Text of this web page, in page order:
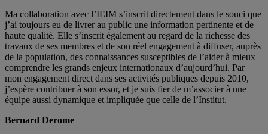
Ma collaboration avec l’IEIM s’inscrit directement dans le souci que
j’ai toujours eu de livrer au public une information pertinente et de
haute qualité. Elle s’inscrit également au regard de la richesse des
travaux de ses membres et de son réel engagement à diffuser, auprès
de la population, des connaissances susceptibles de l’aider à mieux
comprendre les grands enjeux internationaux d’aujourd’hui. Par
mon engagement direct dans ses activités publiques depuis 2010,
j’espère contribuer à son essor, et je suis fier de m’associer à une
équipe aussi dynamique et impliquée que celle de l’Institut.
Bernard Derome